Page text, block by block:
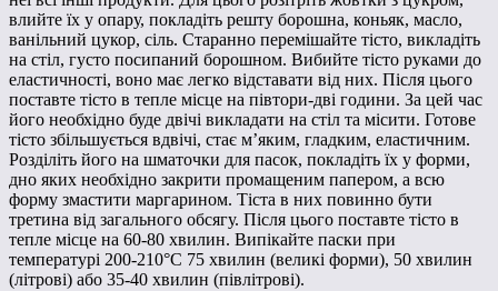
влийте їх у опару, покладіть решту борошна, коньяк, масло,
ванільний цукор, сіль. Старанно перемішайте тісто, викладіть
на стіл, густо посипаний борошном. Вибийте тісто руками до
еластичності, воно має легко відставати від них. Після цього
поставте тісто в тепле місце на півтори-дві години. За цей час
його необхідно буде двічі викладати на стіл та місити. Готове
тісто збільшується вдвічі, стає м’яким, гладким, еластичним.
Розділіть його на шматочки для пасок, покладіть їх у форми,
дно яких необхідно закрити промащеним папером, а всю
форму змастити маргарином. Тіста в них повинно бути
третина від загального обсягу. Після цього поставте тісто в
тепле місце на 60-80 хвилин. Випікайте паски при
температурі 200-210°С 75 хвилин (великі форми), 50 хвилин
(літрові) або 35-40 хвилин (півлітрові).